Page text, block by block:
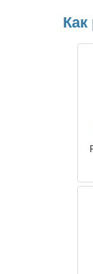
Как